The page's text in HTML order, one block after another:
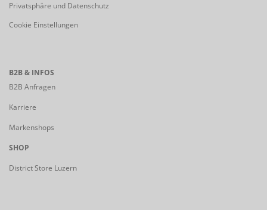
Privatsphäre und Datenschutz
Cookie Einstellungen
B2B & INFOS
B2B Anfragen
Karriere
Markenshops
SHOP
District Store Luzern